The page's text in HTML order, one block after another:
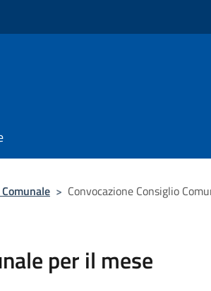
> Convocazione Consiglio
per il mese